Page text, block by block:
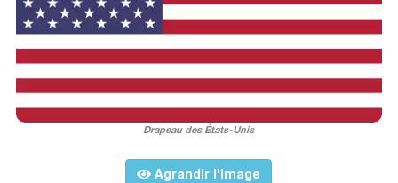
Drapeau des États-Unis
Agrandir l'image